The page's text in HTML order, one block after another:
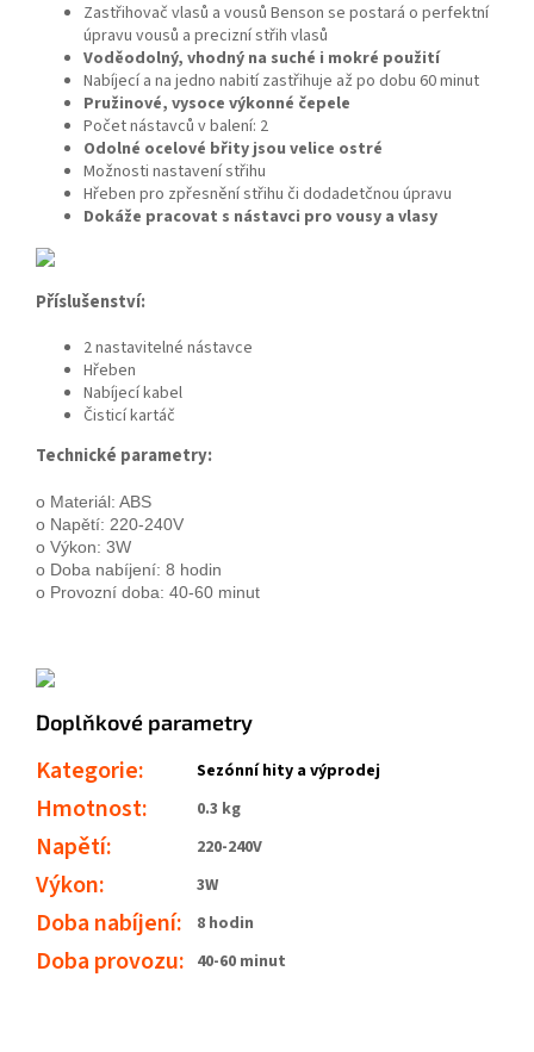
Zastřihovač vlasů a vousů Benson se postará o perfektní
úpravu vousů a precizní střih vlasů
Voděodolný, vhodný na suché i mokré použití
Nabíjecí a na jedno nabití zastřihuje až po dobu 60 minut
Pružinové, vysoce výkonné čepele
Počet nástavců v balení: 2
Odolné ocelové břity jsou velice ostré
Možnosti nastavení střihu
Hřeben pro zpřesnění střihu či dodadetčnou úpravu
Dokáže pracovat s nástavci pro vousy a vlasy
Příslušenství:
2 nastavitelné nástavce
Hřeben
Nabíjecí kabel
Čisticí kartáč
Technické parametry:
o Materiál: ABS
o Napětí: 220-240V
o Výkon: 3W
o Doba nabíjení: 8 hodin
o Provozní doba: 40-60 minut
Doplňkové parametry
Kategorie: Sezónní hity a výprodej
Hmotnost: 0.3 kg
Napětí: 220-240V
Výkon: 3W
Doba nabíjení: 8 hodin
Doba provozu: 40-60 minut